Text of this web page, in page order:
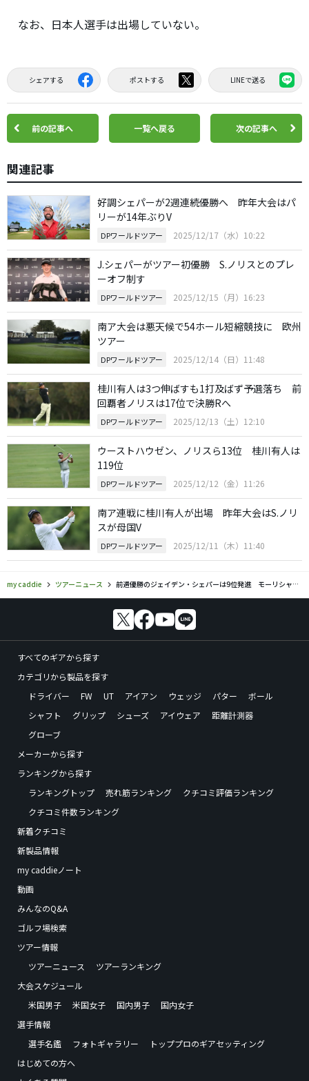
なお、日本人選手は出場していない。
シェアする ポストする LINEで送る
前の記事へ 一覧へ戻る 次の記事へ
関連記事
好調シェパーが2週連続優勝へ 昨年大会はパ
リーが14年ぶりV
DPワールドツアー 2025/12/17（水）10:22
J.シェパーがツアー初優勝 S.ノリスとのプレ
ーオフ制す
DPワールドツアー 2025/12/15（月）16:23
南ア大会は悪天候で54ホール短縮競技に 欧州
ツアー
DPワールドツアー 2025/12/14（日）11:48
桂川有人は3つ伸ばすも1打及ばず予選落ち 前
回覇者ノリスは17位で決勝Rへ
DPワールドツアー 2025/12/13（土）12:10
ウーストハウゼン、ノリスら13位 桂川有人は
119位
DPワールドツアー 2025/12/12（金）11:26
南ア連戦に桂川有人が出場 昨年大会はS.ノリ
スが母国V
DPワールドツアー 2025/12/11（木）11:40
my caddie ツアーニュース 前週優勝のジェイデン・シェパーは9位発進 モーリシャス大会
すべてのギアから探す
カテゴリから製品を探す
ドライバー
FW UT アイアン ウェッジ パター
ボール
シャフト
グリップ シューズ アイウェア
距離計測器
グローブ
メーカーから探す
ランキングから探す
ランキングトップ
売れ筋ランキング
クチコミ評価ランキング
クチコミ件数ランキング
新着クチコミ
新製品情報
my caddieノート
動画
みんなのQ&A
ゴルフ場検索
ツアー情報
ツアーニュース
ツアーランキング
大会スケジュール
米国男子
米国女子 国内男子
国内女子
選手情報
選手名鑑
フォトギャラリー
トッププロのギアセッティング
はじめての方へ